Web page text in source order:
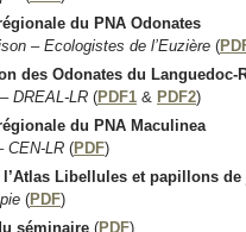
du PNA Odonates
– Ecologistes de l’Euzière (
des Odonates du Languedoc-
DREAL-LR (PDF1 & PDF2)
du PNA Maculinea
CEN-LR (PDF)
l’Atlas Libellules et papillons
(PDF)
séminaire (PDF)